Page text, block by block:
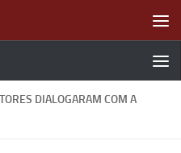
DIALOGARAM COM A